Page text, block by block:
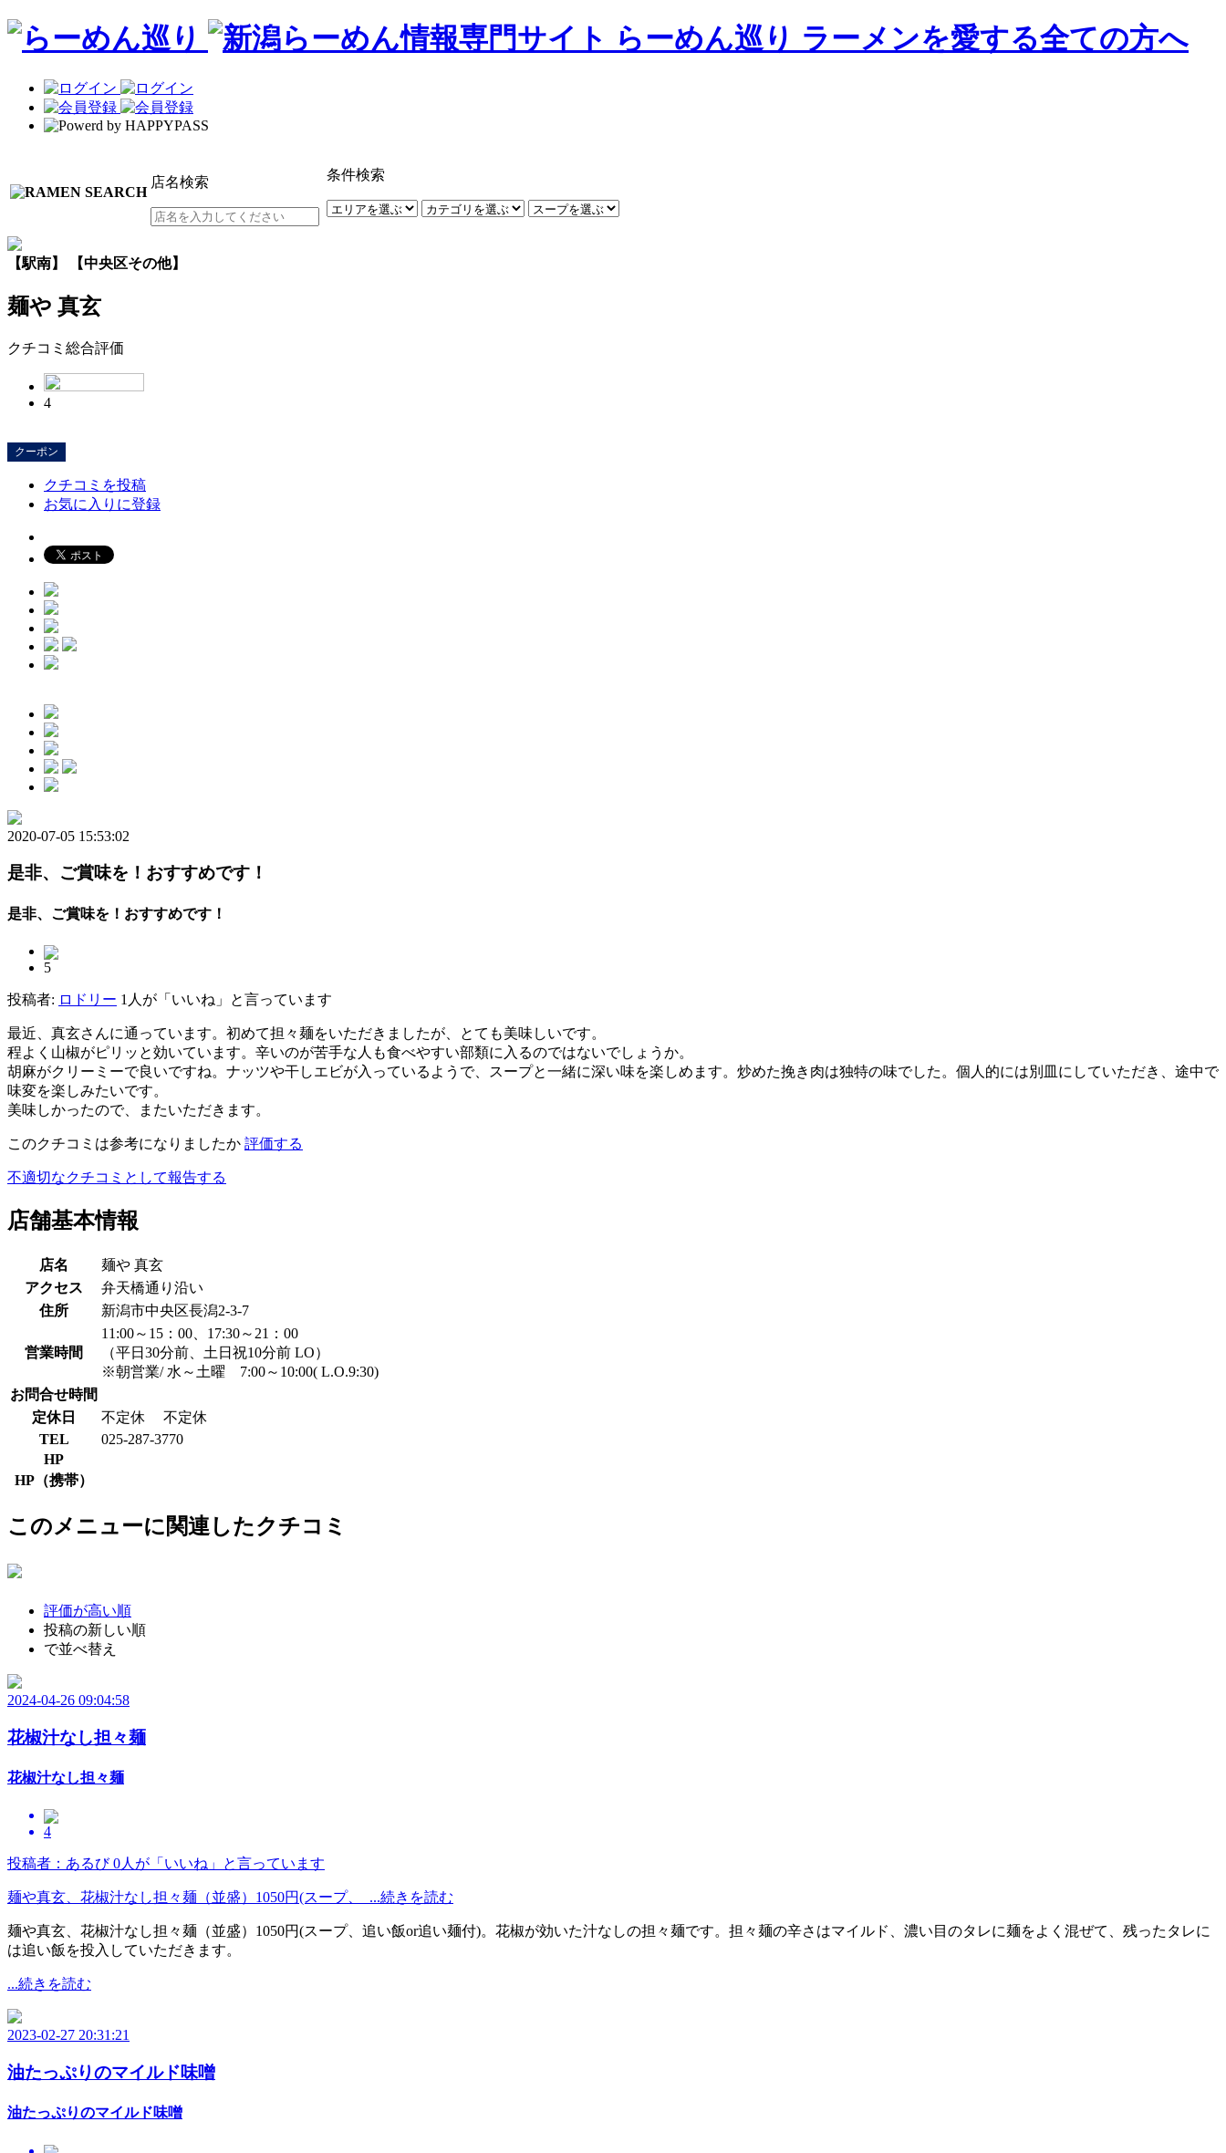
店名検索 条件検索
【駅南】 【中央区その他】
麺や 真玄
クチコミ総合評価
4
クーポン
クチコミを投稿
お気に入りに登録
2020-07-05 15:53:02
是非、ご賞味を！おすすめです！
是非、ご賞味を！おすすめです！
5
投稿者: ロドリー 1人が「いいね」と言っています
最近、真玄さんに通っています。初めて担々麺をいただきましたが、とても美味しいです。
程よく山椒がピリッと効いています。辛いのが苦手な人も食べやすい部類に入るのではないでしょうか。
胡麻がクリーミーで良いですね。ナッツや干しエビが入っているようで、スープと一緒に深い味を楽しめます。炒めた挽き肉は独特の味でした。個人的には別皿にしていただき、途中で
味変を楽しみたいです。
美味しかったので、またいただきます。
このクチコミは参考になりましたか 評価する
不適切なクチコミとして報告する
店舗基本情報
店名
麺や 真玄
アクセス
弁天橋通り沿い
住所
新潟市中央区長潟2-3-7
営業時間
11:00～15：00、17:30～21：00
（平日30分前、土日祝10分前 LO）
※朝営業/ 水～土曜 7:00～10:00( L.O.9:30)
お問合せ時間
定休日
不定休
不定休
TEL
025-287-3770
HP
HP（携帯）
このメニューに関連したクチコミ
評価が高い順
投稿の新しい順
で並べ替え
2024-04-26 09:04:58
花椒汁なし担々麺
花椒汁なし担々麺
4
投稿者：あるび0人が「いいね」と言っています
麺や真玄、花椒汁なし担々麺（並盛）1050円(スープ、 ...続きを読む
麺や真玄、花椒汁なし担々麺（並盛）1050円(スープ、追い飯or追い麺付)。花椒が効いた汁なしの担々麺です。担々麺の辛さはマイルド、濃い目のタレに麺をよく混ぜて、残ったタレに
は追い飯を投入していただきます。
...続きを読む
2023-02-27 20:31:21
油たっぷりのマイルド味噌
油たっぷりのマイルド味噌